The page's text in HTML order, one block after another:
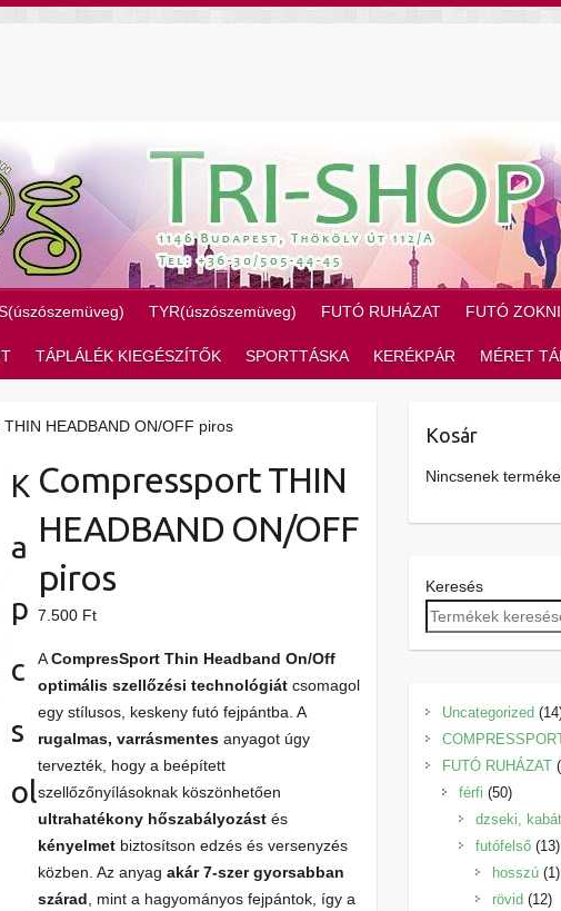
TYR(úszószemüveg) FUTÓ RUHÁZAT FUTÓ ZOKNI
TÁPLÁLÉK KIEGÉSZÍTŐK SPORTTÁSKA KERÉKPÁR MÉRET
HEADBAND ON/OFF piros
Compressport THIN
HEADBAND ON/OFF
piros
7.500 Ft
ACompresSport Thin Headband On/Off
optimális szellőzési technológiátcsomagol
egy stílusos, keskeny futó fejpántba. A
rugalmas, varrásmentesanyagot úgy
tervezték, hogy a beépített
szellőzőnyílásoknak köszönhetően
ultrahatékony hőszabályozástés
kényelmetbiztosítson edzés és versenyzés
közben. Az anyag akár 7-szer gyorsabban
szárad , mint a hagyományos fejpántok, így a
K
a
p
c
s
ol
Kosár
Nincsenek
Keresés
Uncategorized 14
FUTÓ RUHÁZAT
férfi 5050
termék
dzseki, kabát
futófelső 1313
hosszú 11
rövid 1212